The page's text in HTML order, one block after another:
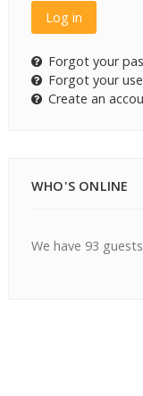
Log in
Forgot your
Forgot your
Create an
WHO'S ONLINE
We have 93